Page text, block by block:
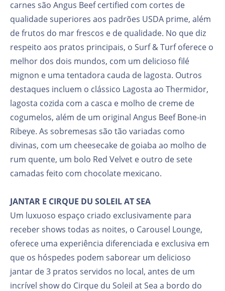
carnes são Angus Beef certified com cortes de
qualidade superiores aos padrões USDA prime, além
de frutos do mar frescos e de qualidade. No que diz
respeito aos pratos principais, o Surf & Turf oferece o
melhor dos dois mundos, com um delicioso filé
mignon e uma tentadora cauda de lagosta. Outros
destaques incluem o clássico Lagosta ao Thermidor,
lagosta cozida com a casca e molho de creme de
cogumelos, além de um original Angus Beef Bone-in
Ribeye. As sobremesas são tão variadas como
divinas, com um cheesecake de goiaba ao molho de
rum quente, um bolo Red Velvet e outro de sete
camadas feito com chocolate mexicano.
JANTAR E CIRQUE DU SOLEIL AT SEA
Um luxuoso espaço criado exclusivamente para
receber shows todas as noites, o Carousel Lounge,
oferece uma experiência diferenciada e exclusiva em
que os hóspedes podem saborear um delicioso
jantar de 3 pratos servidos no local, antes de um
incrível show do Cirque du Soleil at Sea a bordo do